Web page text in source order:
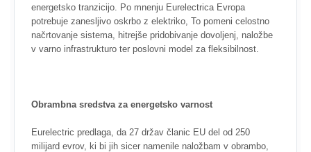
energetsko tranzicijo. Po mnenju Eurelectrica Evropa
potrebuje zanesljivo oskrbo z elektriko, To pomeni celostno
načrtovanje sistema, hitrejše pridobivanje dovoljenj, naložbe
v varno infrastrukturo ter poslovni model za fleksibilnost.
Obrambna sredstva za energetsko varnost
Eurelectric predlaga, da 27 držav članic EU del od 250
milijard evrov, ki bi jih sicer namenile naložbam v obrambo,